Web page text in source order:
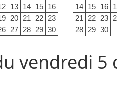
13 14 15 16
20 21 22 23
27 28 29 30
14 15 16
21
22 23
28 29 30
vendredi 5